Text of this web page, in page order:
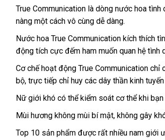
True Communication là dòng nước hoa
nàng một cách vô cùng dễ dàng.
Nước hoa True Communication kích thích
động tích cực đếm ham muốn quan hệ tình
Cơ chế hoạt động True Communication
bộbảo
hành
, trực tiếp chỉ huy các dây thần kinh
Nữ giới khó có thể kiểm soát cơ thể khi
Mùi hương không mùi bí mậtở
đâu
, không gây
Top 10 sản phẩm hỗ
được phụ
rất nhiều nam giới